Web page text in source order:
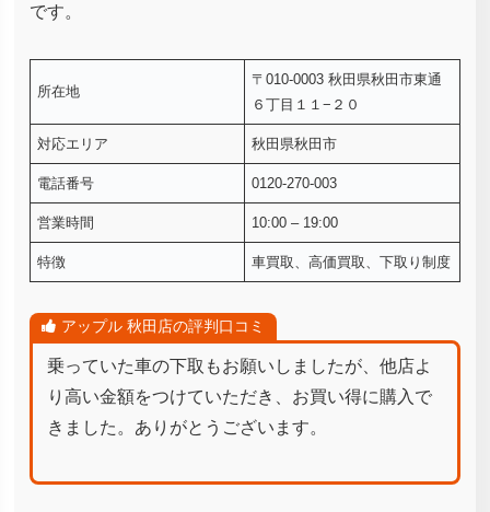
です。
所在地
〒010-0003 秋田県秋田市東通
６丁目１１−２０
対応エリア 秋田県秋田市
電話番号 0120-270-003
営業時間 10:00 – 19:00
特徴 車買取、高価買取、下取り制度
アップル 秋田店の評判口コミ
乗っていた車の下取もお願いしましたが、他店よ
り高い金額をつけていただき、お買い得に購入で
きました。ありがとうございます。